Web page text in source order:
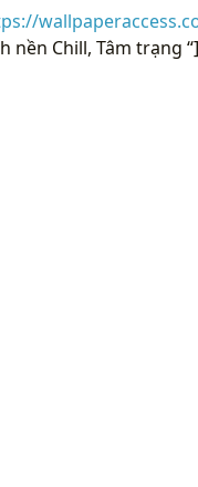
nền Chill, Tâm trạng